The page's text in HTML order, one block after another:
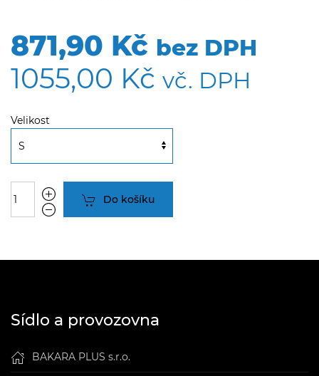
871,90 Kč bez DPH
1055,00 Kč vč. DPH
Velikost
Do košíku
Sídlo a provozovna
BAKARA PLUS s.r.o.